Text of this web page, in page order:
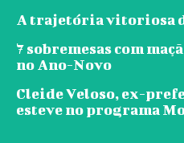
A trajetória vitoriosa
7 sobremesas com
no Ano-Novo
Cleide Veloso, ex-
esteve no programa